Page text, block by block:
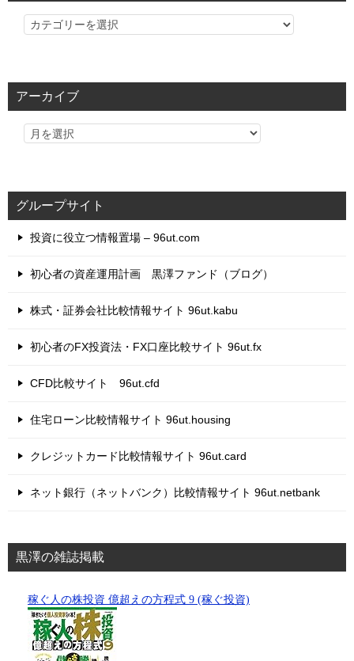
カ
リ
アーカイブ
グループサイト
投資に役立つ情報置場 – 96ut.com
初心者の資産運用計画 黒澤ファンド（ブログ）
株式・証券会社比較情報サイト 96ut.kabu
初心者のFX投資法・FX口座比較サイト 96ut.fx
CFD比較サイト 96ut.cfd
住宅ローン比較情報サイト 96ut.housing
クレジットカード比較情報サイト 96ut.card
ネット銀行（ネットバンク）比較情報サイト 96ut.netbank
黒澤の雑誌掲載
稼ぐ人の株投資 億超えの方程式 9 (稼ぐ投資)